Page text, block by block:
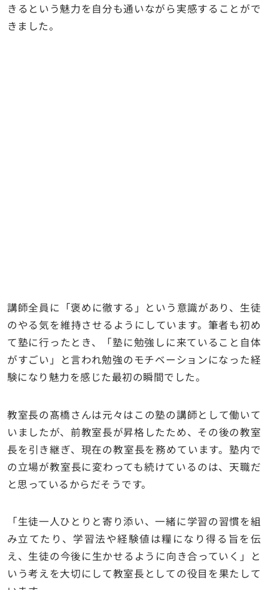
きるという魅力を自分も通いながら実感することがで
きました。
講師全員に「褒めに徹する」という意識があり、生徒
のやる気を維持させるようにしています。筆者も初め
て塾に行ったとき、「塾に勉強しに来ていること自体
がすごい」と言われ勉強のモチベーションになった経
験になり魅力を感じた最初の瞬間でした。
教室長の髙橋さんは元々はこの塾の講師として働いて
いましたが、前教室長が昇格したため、その後の教室
長を引き継ぎ、現在の教室長を務めています。塾内で
の立場が教室長に変わっても続けているのは、天職だ
と思っているからだそうです。
「生徒一人ひとりと寄り添い、一緒に学習の習慣を組
み立てたり、学習法や経験値は糧になり得る旨を伝
え、生徒の今後に生かせるように向き合っていく」と
いう考えを大切にして教室長としての役目を果たして